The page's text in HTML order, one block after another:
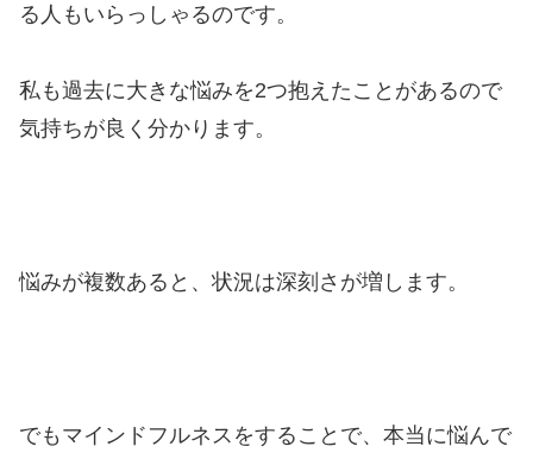
る人もいらっしゃるのです。
私も過去に大きな悩みを2つ抱えたことがあるので
気持ちが良く分かります。
悩みが複数あると、状況は深刻さが増します。
でもマインドフルネスをすることで、本当に悩んで